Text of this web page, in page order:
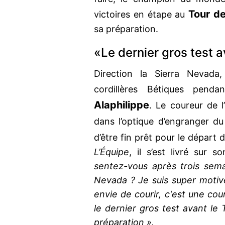
victoires en étape auTour
sa préparation.
«Le dernier gros test
Direction la Sierra
cordillères Bétiques
Alaphilippe. Le coureur de
dans l’optique d’engranger
d’être fin prêt pour le départ
L’Équipe, il s’est livré sur
sentez-vous après trois
Nevada ? Je suis super
envie de courir, c'est une
le dernier gros test avant le
préparation ».